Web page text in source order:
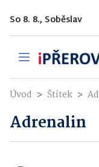
So 8. 8., Soběslav
Úvod Štítek
Adrenalin